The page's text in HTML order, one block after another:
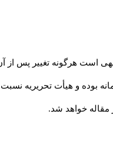
است هرگونه تغییر پس از
و هیأت تحریریه نسبت
خواهد شد.